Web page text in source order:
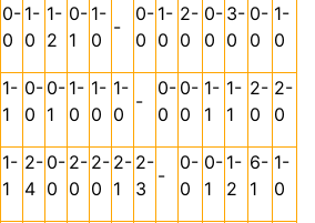
0-
0
1-
0
1-
2
0-
1
1-
0
-
0-
0
1-
0
2-
0
0-
0
3-
0
0-
0
1-
0
1-
1
0-
0
0-
1
1-
0
1-
0
1-
0
-
0-
0
0-
0
1-
1
1-
1
2-
0
2-
0
1-
1
2-
4
0-
0
2-
0
2-
0
2-
1
2-
3
-
0-
0
0-
1
1-
2
6-
1
1-
0